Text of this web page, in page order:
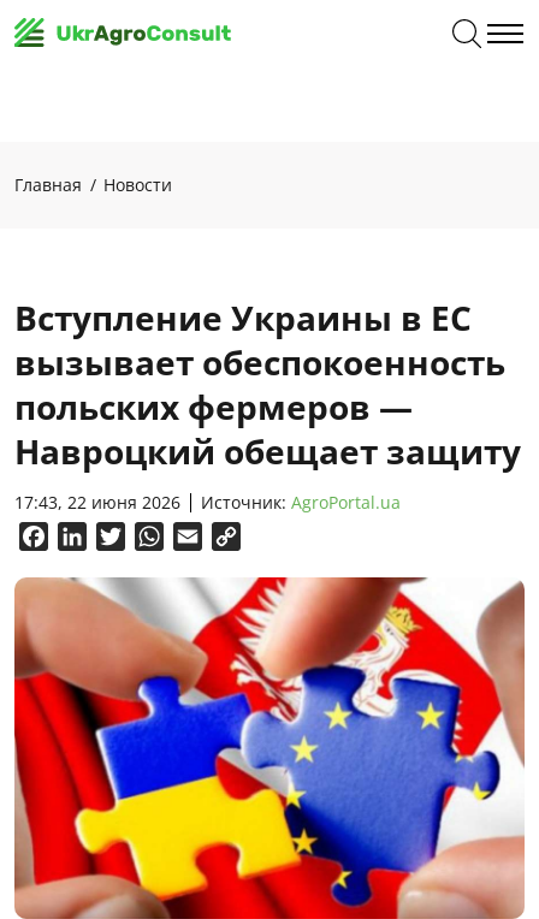
Главная Новости
Вступление Украины в ЕС
вызывает обеспокоенность
польских фермеров —
Навроцкий обещает защиту
17:43, 22 июня 2026 Источник: AgroPortal.ua
FacebookLinkedInTwitterWhatsApp
Email